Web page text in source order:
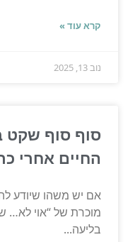
קרא עוד »
נוב 13, 2025
סוף סוף שקט
החיים אחרי
אם יש משהו שיודע
מוכרת של “אוי לא…
בליעה...